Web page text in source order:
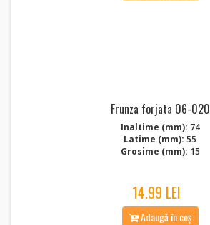
Frunza forjata 06-020
Inaltime (mm): 74
Latime (mm): 55
Grosime (mm): 15
14.99 LEI
Adaugă în coș